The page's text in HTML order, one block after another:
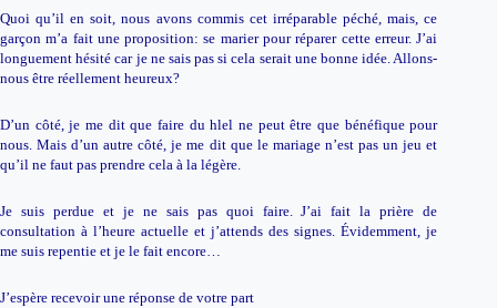
Quoi qu’il en soit, nous avons commis cet irréparable péché, mais, ce
garçon m’a fait une proposition: se marier pour réparer cette erreur. J’ai
longuement hésité car je ne sais pas si cela serait une bonne idée. Allons-
nous être réellement heureux?
D’un côté, je me dit que faire du hlel ne peut être que bénéfique pour
nous. Mais d’un autre côté, je me dit que le mariage n’est pas un jeu et
qu’il ne faut pas prendre cela à la légère.
Je suis perdue et je ne sais pas quoi faire. J’ai fait la prière de
consultation à l’heure actuelle et j’attends des signes. Évidemment, je
me suis repentie et je le fait encore…
J’espère recevoir une réponse de votre part